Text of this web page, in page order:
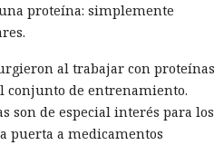
proteína: simplemente
al trabajar con proteínas
conjunto de entrenamiento.
son de especial interés para los
puerta a medicamentos